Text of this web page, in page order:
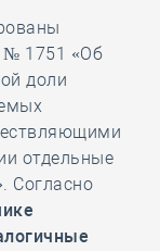
№ 1751 «Об
доли
отдельные
Согласно